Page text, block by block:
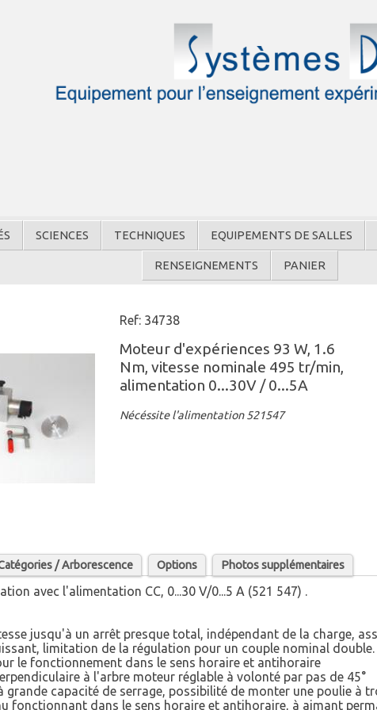
SCIENCES TECHNIQUES EQUIPEMENTS DE SALLES
RENSEIGNEMENTS PANIER
Ref: 34738
Moteur d'expériences 93 W, 1.6
Nm, vitesse nominale 495 tr/min,
alimentation 0...30V / 0...5A
Nécéssite l'alimentation 521547
/ Arborescence Options Photos supplémentaires
avec l'alimentation CC, 0...30 V/0...5 A (521 547) .
jusqu'à un arrêt presque total, indépendant de la charge,
limitation de la régulation pour un couple nominal double.
le fonctionnement dans le sens horaire et antihoraire
à l'arbre moteur réglable à volonté par pas de 45°
grande capacité de serrage, possibilité de monter une poulie à
fonctionnant dans le sens horaire et antihoraire, à aimant